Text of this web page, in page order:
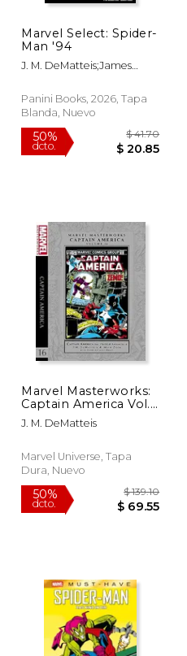
50%
dcto. $
Marvel Select: Spider-
Man '94
J. M. DeMatteis;James
Panini Books, 2026, Tapa
Blanda, Nuevo
Marvel Masterworks:
Captain America Vol.
16 (en Inglés)
J. M. DeMatteis
Marvel Universe, Tapa
Dura, Nuevo